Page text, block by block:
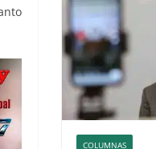
COLUMNAS